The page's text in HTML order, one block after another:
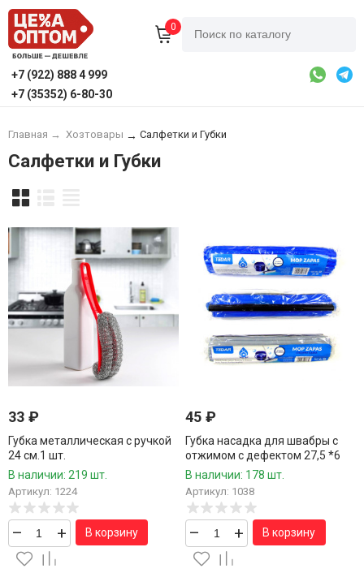
0
+7 (922) 888 4 999
+7 (35352) 6-80-30
Главная → Хозтовары → Салфетки и Губки
Салфетки и Губки
33 ₽
Губка металлическая с ручкой
24 см.1 шт.
В наличии: 219 шт.
Артикул: 1224
– + В корзину
45₽
Губка насадка для швабры с
отжимом с дефектом 27,5 *6
см.1 шт.
В наличии: 178 шт.
Артикул: 1038
– + В корзину